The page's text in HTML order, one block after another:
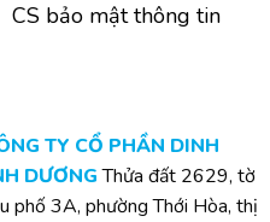
CS bảo mật thông tin
TY CỔ PHẦN DINH
DƯƠNGThửa đất 2629, tờ
phố 3A, phường Thới Hòa, thị